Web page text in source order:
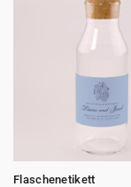
Flaschenetikett